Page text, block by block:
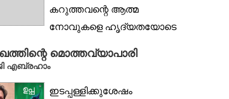
കറുത്തവന്റെ ആത്മ
നോവുകളെ ഹൃദ്യതയോടെ
മൊത്തവ്യാപാരി
എബ്രഹാം
ഇടപ്പള്ളിക്കുശേഷം